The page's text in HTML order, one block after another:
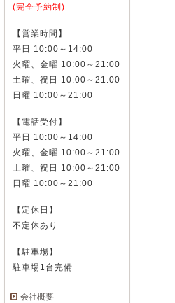
(完全予約制)
【営業時間】
平日 10:00～14:00
火曜、金曜 10:00～21:00
土曜、祝日 10:00～21:00
日曜 10:00～21:00
【電話受付】
平日 10:00～14:00
火曜、金曜 10:00～21:00
土曜、祝日 10:00～21:00
日曜 10:00～21:00
【定休日】
不定休あり
【駐車場】
駐車場1台完備
会社概要